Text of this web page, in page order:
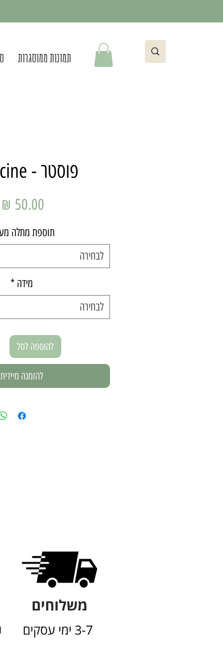
תמונות ממוסגרות
פוסטר - Capucine
תוספת מתלה
לבחירה
מידה *
לבחירה
להוספה לסל
להזמנה מיידית